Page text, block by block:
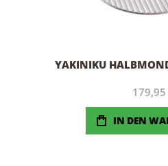
YAKINIKU
179,95
IN DEN